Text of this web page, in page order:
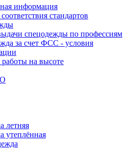
информация
стандартов
спецодежды по профессиям
за счет ФСС - условия
на высоте
летняя
утеплённая